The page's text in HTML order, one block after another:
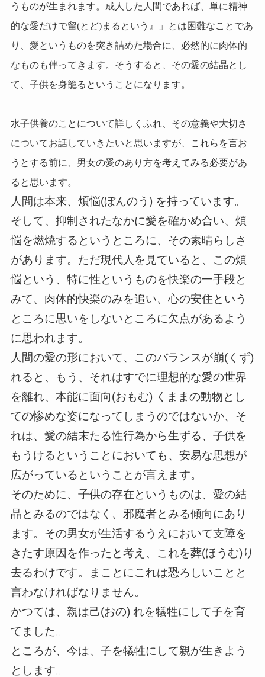
うものが生まれます。成人した人間であれば、単に精神
的な愛だけで留(とど)まるという』」とは困難なことであ
り、愛というものを突き詰めた場合に、必然的に肉体的
なものも伴ってきます。そうすると、その愛の結晶とし
て、子供を身籠るということになります。
水子供養のことについて詳しくふれ、その意義や大切さ
についてお話していきたいと思いますが、これらを言お
うとする前に、男女の愛のあり方を考えてみる必要があ
ると思います。
人間は本来、煩悩(ぼんのう) を持っています。
そして、抑制されたなかに愛を確かめ合い、煩
悩を燃焼するというところに、その素晴らしさ
があります。ただ現代人を見ていると、この煩
悩という、特に性というものを快楽の一手段と
みて、肉体的快楽のみを追い、心の安住という
ところに思いをしないところに欠点があるよう
に思われます。
人間の愛の形において、このバランスが崩(くず)
れると、もう、それはすでに理想的な愛の世界
を離れ、本能に面向(おもむ) くままの動物とし
ての惨めな姿になってしまうのではないか、そ
れは、愛の結末たる性行為から生ずる、子供を
もうけるということにおいても、安易な思想が
広がっているということが言えます。
そのために、子供の存在というものは、愛の結
晶とみるのではなく、邪魔者とみる傾向にあり
ます。その男女が生活するうえにおいて支障を
きたす原因を作ったと考え、これを葬(ほうむ)り
去るわけです。まことにこれは恐ろしいことと
言わなければなりません。
かつては、親は己(おの) れを犠牲にして子を育
てました。
ところが、今は、子を犠牲にして親が生きよう
とします。